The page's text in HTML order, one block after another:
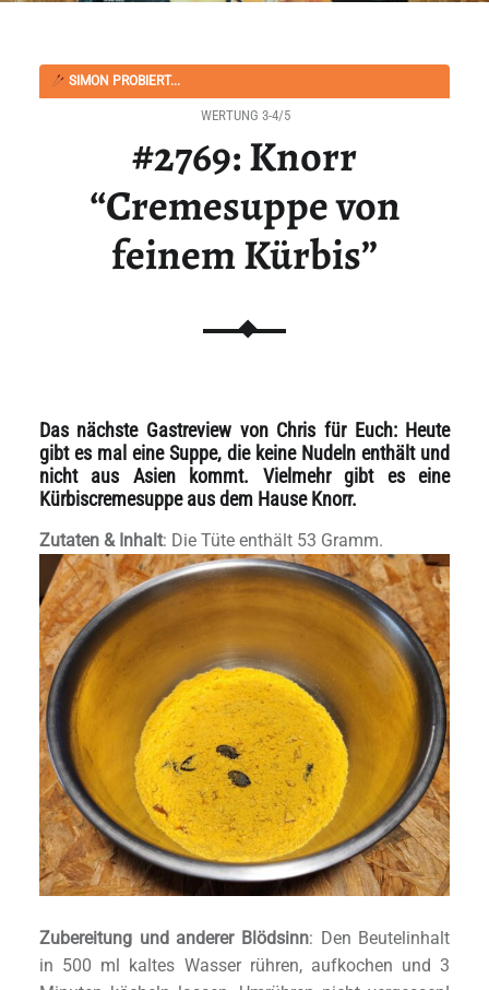
SIMON PROBIERT...
#2769: Knorr
“Cremesuppe von
feinem Kürbis”
WERTUNG 3-4/5
Das nächste Gastreview von Chris für Euch: Heute
gibt es mal eine Suppe, die keine Nudeln enthält und
nicht aus Asien kommt. Vielmehr gibt es eine
Kürbiscremesuppe aus dem Hause Knorr.
Zutaten & Inhalt: Die Tüte enthält 53 Gramm.
Zubereitung und anderer Blödsinn: Den Beutelinhalt
in 500 ml kaltes Wasser rühren, aufkochen und 3